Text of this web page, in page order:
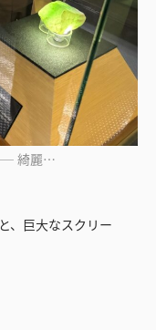
綺麗…
、巨大なスクリー